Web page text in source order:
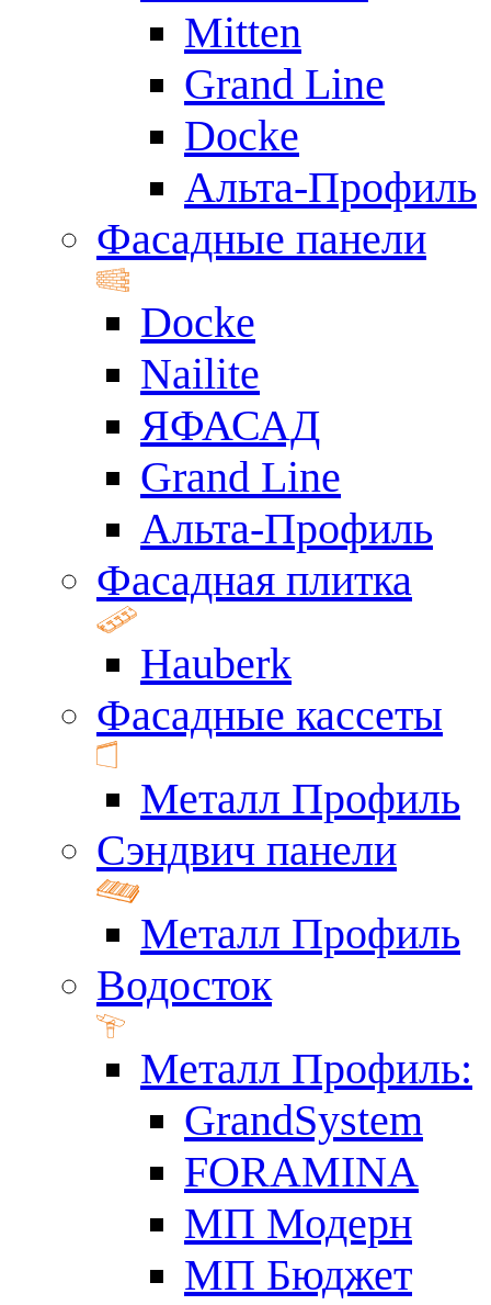
Mitten
Grand Line
Docke
Альта-Профиль
Фасадные панели
Docke
Nailite
ЯФАСАД
Grand Line
Альта-Профиль
Фасадная плитка
Hauberk
Фасадные кассеты
Металл Профиль
Сэндвич панели
Металл Профиль
Водосток
Металл Профиль:
GrandSystem
FORAMINA
МП Модерн
МП Бюджет